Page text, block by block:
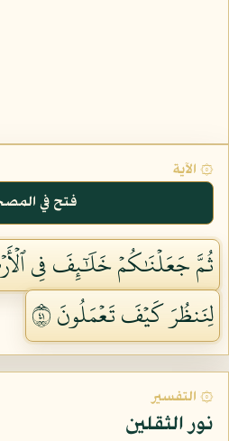
۞ الآية
فتح في
ثُمَّ جَعَلۡنَٰكُمۡ خَلَٰٓئِفَ فِي
لِنَنظُرَ كَيۡفَ تَعۡمَلُونَ ١٤
۞ التفسير
نور الثقلين